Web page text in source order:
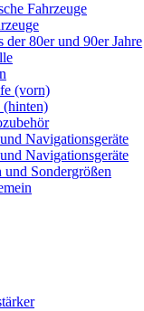
Fahrzeuge
der 80er und 90er Jahre
(vorn)
(hinten)
Navigationsgeräte
Navigationsgeräte
und Sondergrößen